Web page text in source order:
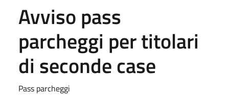
Avviso pass
parcheggi per titolari
di seconde case
Pass parcheggi